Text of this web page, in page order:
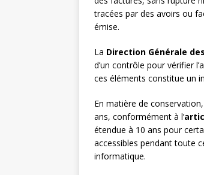
tracées par des avoirs ou
émise.
La Direction Générale
d’un contrôle pour vérifier
ces éléments constitue un
En matière de
ans, conformément à l’
étendue à 10 ans pour
accessibles pendant toute
informatique.